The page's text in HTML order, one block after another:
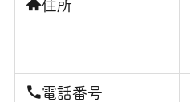
住所
電話番号